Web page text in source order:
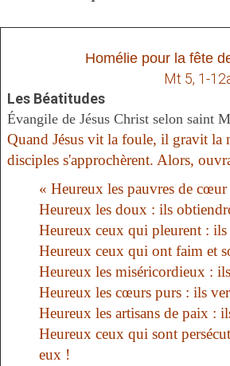
Homélie pour la fête
Mt 5, 1-
Les Béatitudes
Évangile de Jésus Christ selon saint
Quand Jésus vit la foule, il gravit la
disciples s'approchèrent. Alors,
« Heureux les pauvres de
Heureux les doux : ils
Heureux ceux qui pleurent : ils
Heureux ceux qui ont faim et
Heureux les miséricordieux :
Heureux les cœurs purs : ils
Heureux les artisans de paix :
Heureux ceux qui sont
eux !